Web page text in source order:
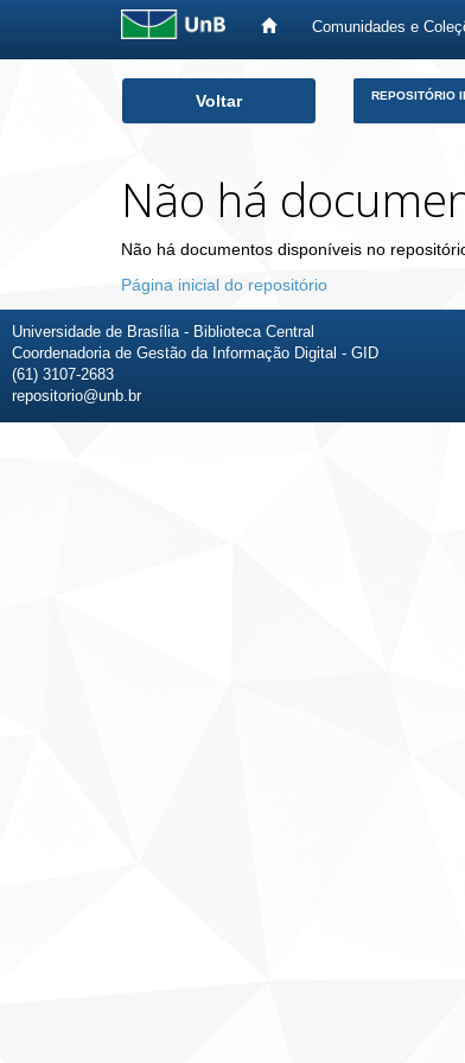
Comunidades e
Voltar REPOSITÓRIO
Não há
Não há documentos disponíveis no
Página inicial do repositório
Universidade de Brasília - Biblioteca Central
Coordenadoria de Gestão da Informação Digital - GID
(61) 3107-2683
repositorio@unb.br